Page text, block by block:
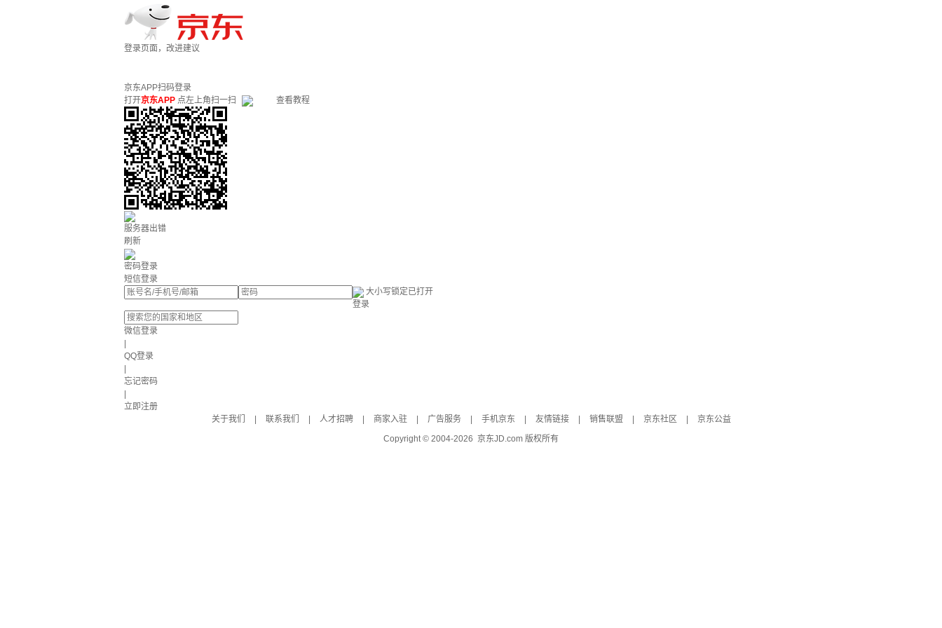
登录页面，改进建议
京东APP扫码登录
打开京东APP 点左上角扫一扫 查看教程
服务器出错
刷新
密码登录
短信登录
大小写锁定已打开
登录
微信登录
QQ登录
忘记密码
立即注册
关于我们
联系我们 人才招聘 商家入驻 广告服务 手机京东 友情链接 销售联盟 京东社区
京东公益
Copyright © 2004-2026 京东JD.com 版权所有